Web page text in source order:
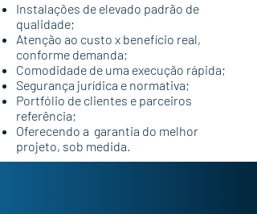
Instalações de elevado padrão de
qualidade;
Atenção ao custo x benefício real,
conforme demanda;
Comodidade de uma execução rápida;
Segurança jurídica e normativa;
Portfólio de clientes e parceiros
referência;
Oferecendo a garantia do melhor
projeto, sob medida.